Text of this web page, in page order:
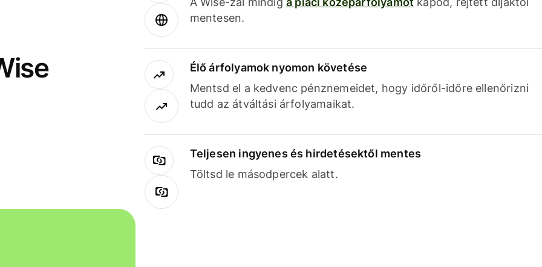
mentesen.
Élő árfolyamok nyomon követése
Mentsd el a kedvenc pénznemeidet, hogy időről-időre ellenőrizni
tudd az átváltási árfolyamaikat.
Teljesen ingyenes és hirdetésektől mentes
Töltsd le másodpercek alatt.